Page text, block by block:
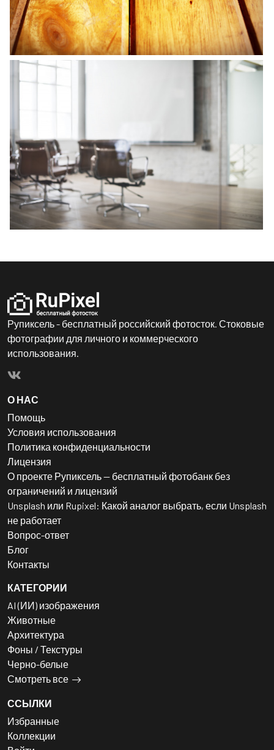
Рупиксель - бесплатный российский фотосток. Стоковые
фотографии для личного и коммерческого
использования.
О НАС
Помощь
Условия использования
Политика конфиденциальности
Лицензия
О проекте Рупиксель — бесплатный фотобанк без
ограничений и лицензий
Unsplash или Rupixel: Какой аналог выбрать, если Unsplash
не работает
Вопрос-ответ
Блог
Контакты
КАТЕГОРИИ
AI (ИИ) изображения
Животные
Архитектура
Фоны / Текстуры
Черно-белые
Смотреть все
ССЫЛКИ
Избранные
Коллекции